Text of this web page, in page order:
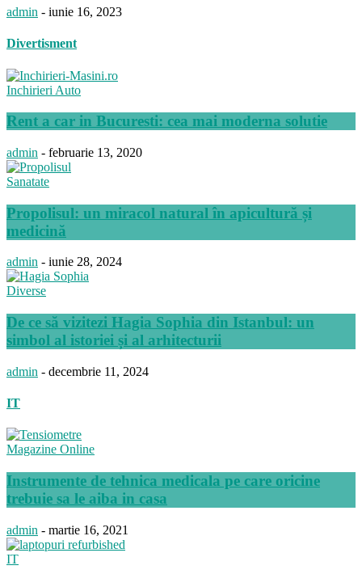
admin - iunie 16, 2023
Divertisment
Inchirieri Auto
Rent a car in Bucuresti: cea mai moderna solutie
admin - februarie 13, 2020
Sanatate
Propolisul: un miracol natural în apicultură și
medicină
admin - iunie 28, 2024
Diverse
De ce să vizitezi Hagia Sophia din Istanbul: un
simbol al istoriei și al arhitecturii
admin - decembrie 11, 2024
IT
Magazine Online
Instrumente de tehnica medicala pe care oricine
trebuie sa le aiba in casa
admin - martie 16, 2021
IT